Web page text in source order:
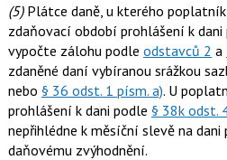
(5)Plátce daně, u kterého
zdaňovací období prohlášení k dani
vypočte zálohu podle odstavců 2 a
zdaněné daní vybíranou srážkou
nebo § 36 odst. 1 písm. a). U
prohlášení k dani podle § 38k odst.
nepřihlédne k měsíční slevě na dani
daňovému zvýhodnění.